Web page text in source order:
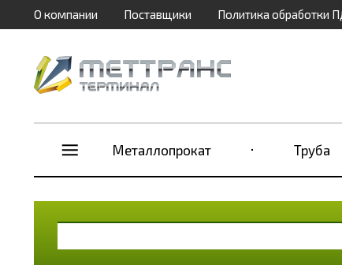
О компании Поставщики Политика обработки
Металлопрокат Труба